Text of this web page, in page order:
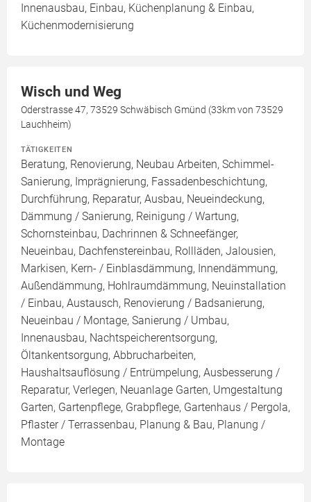
Innenausbau, Einbau, Küchenplanung & Einbau,
Küchenmodernisierung
Wisch und Weg
Oderstrasse 47, 73529 Schwäbisch Gmünd (33km von 73529
Lauchheim)
TÄTIGKEITEN
Beratung, Renovierung, Neubau Arbeiten, Schimmel-
Sanierung, Imprägnierung, Fassadenbeschichtung,
Durchführung, Reparatur, Ausbau, Neueindeckung,
Dämmung / Sanierung, Reinigung / Wartung,
Schornsteinbau, Dachrinnen & Schneefänger,
Neueinbau, Dachfenstereinbau, Rollläden, Jalousien,
Markisen, Kern- / Einblasdämmung, Innendämmung,
Außendämmung, Hohlraumdämmung, Neuinstallation
/ Einbau, Austausch, Renovierung / Badsanierung,
Neueinbau / Montage, Sanierung / Umbau,
Innenausbau, Nachtspeicherentsorgung,
Öltankentsorgung, Abbrucharbeiten,
Haushaltsauflösung / Entrümpelung, Ausbesserung /
Reparatur, Verlegen, Neuanlage Garten, Umgestaltung
Garten, Gartenpflege, Grabpflege, Gartenhaus / Pergola,
Pflaster / Terrassenbau, Planung & Bau, Planung /
Montage